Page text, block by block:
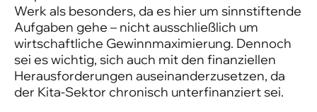
Werk als besonders, da es hier um sinnstiftende
Aufgaben gehe – nicht ausschließlich um
wirtschaftliche Gewinnmaximierung. Dennoch
sei es wichtig, sich auch mit den finanziellen
Herausforderungen auseinanderzusetzen, da
der Kita-Sektor chronisch unterfinanziert sei.